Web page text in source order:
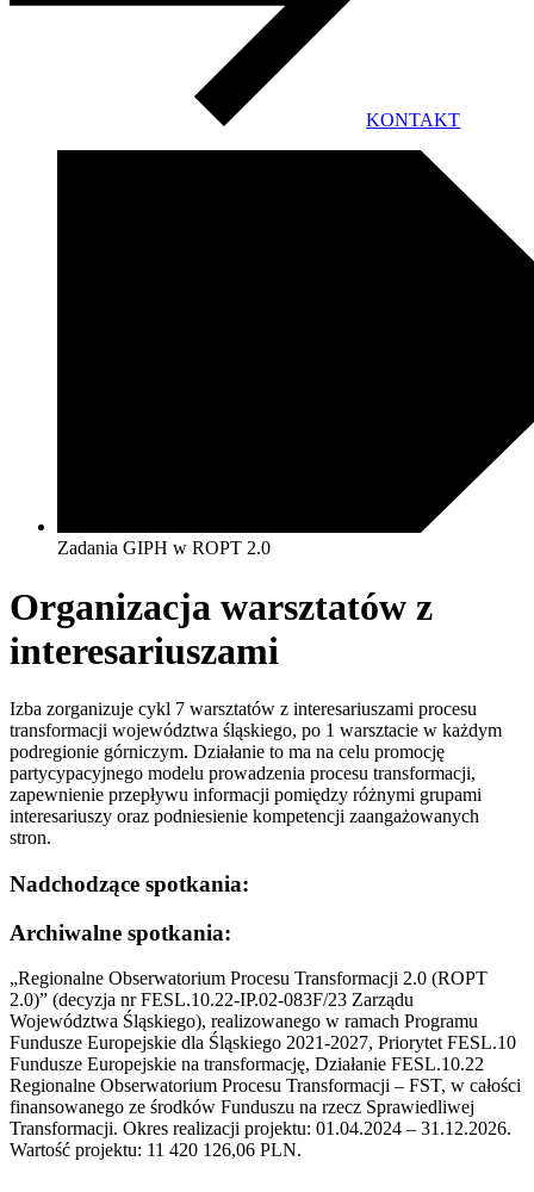
KONTAKT
Zadania GIPH w ROPT 2.0
Organizacja warsztatów z
interesariuszami
Izba zorganizuje cykl 7 warsztatów z interesariuszami procesu
transformacji województwa śląskiego, po 1 warsztacie w każdym
podregionie górniczym. Działanie to ma na celu promocję
partycypacyjnego modelu prowadzenia procesu transformacji,
zapewnienie przepływu informacji pomiędzy różnymi grupami
interesariuszy oraz podniesienie kompetencji zaangażowanych
stron.
Nadchodzące spotkania:
Archiwalne spotkania:
„Regionalne Obserwatorium Procesu Transformacji 2.0 (ROPT
2.0)” (decyzja nr FESL.10.22-IP.02-083F/23 Zarządu
Województwa Śląskiego), realizowanego w ramach Programu
Fundusze Europejskie dla Śląskiego 2021-2027, Priorytet FESL.10
Fundusze Europejskie na transformację, Działanie FESL.10.22
Regionalne Obserwatorium Procesu Transformacji – FST, w całości
finansowanego ze środków Funduszu na rzecz Sprawiedliwej
Transformacji. Okres realizacji projektu: 01.04.2024 – 31.12.2026.
Wartość projektu: 11 420 126,06 PLN.